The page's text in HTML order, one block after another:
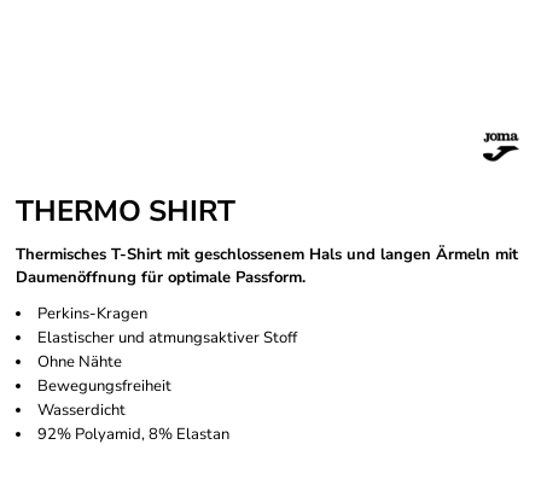
THERMO SHIRT
Thermisches T-Shirt mit geschlossenem Hals und langen Ärmeln mit
Daumenöffnung für optimale Passform.
Perkins-Kragen
Elastischer und atmungsaktiver Stoff
Ohne Nähte
Bewegungsfreiheit
Wasserdicht
92% Polyamid, 8% Elastan